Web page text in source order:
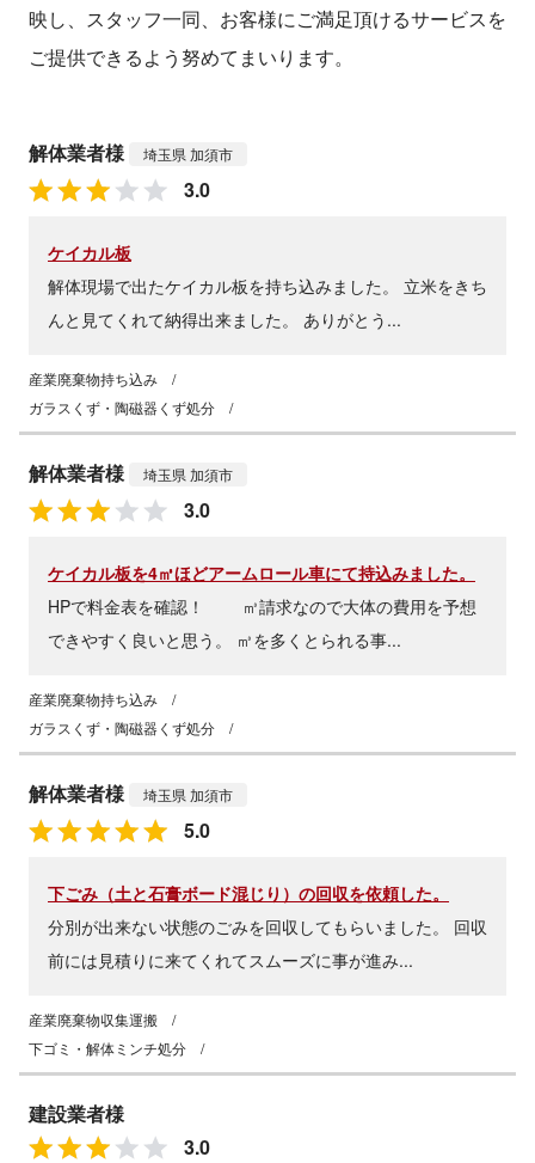
映し、スタッフ一同、お客様にご満足頂けるサービスを
ご提供できるよう努めてまいります。
解体業者様 埼玉県 加須市
3.0
ケイカル板
解体現場で出たケイカル板を持ち込みました。 立米をきち
んと見てくれて納得出来ました。 ありがとう...
産業廃棄物持ち込み /
ガラスくず・陶磁器くず処分 /
解体業者様 埼玉県 加須市
3.0
ケイカル板を4㎥ほどアームロール車にて持込みました。
HPで料金表を確認！ ㎥請求なので大体の費用を予想
できやすく良いと思う。 ㎥を多くとられる事...
産業廃棄物持ち込み /
ガラスくず・陶磁器くず処分 /
解体業者様 埼玉県 加須市
5.0
下ごみ（土と石膏ボード混じり）の回収を依頼した。
分別が出来ない状態のごみを回収してもらいました。 回収
前には見積りに来てくれてスムーズに事が進み...
産業廃棄物収集運搬 /
下ゴミ・解体ミンチ処分 /
建設業者様
3.0